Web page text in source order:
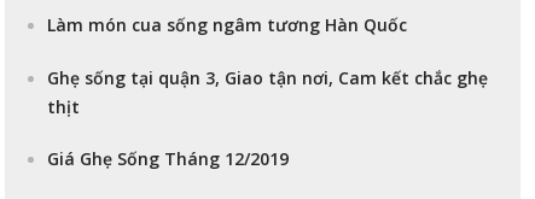
Làm món cua sống ngâm tương Hàn Quốc
Ghẹ sống tại quận 3, Giao tận nơi, Cam kết chắc ghẹ
thịt
Giá Ghẹ Sống Tháng 12/2019